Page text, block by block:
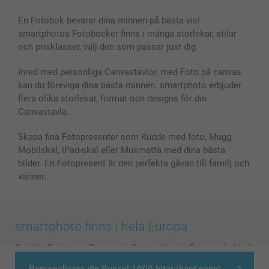
Skal till Mobil & Surfplatta
MyNameBook
Fotoramar & Tillbehör
Presentkort
Alla fotoprodukter
Sitemap
Villkor och garantier
smartbonus
Priser & betalning
En Fotobok bevarar dina minnen på bästa vis!
smartphotos Fotoböcker finns i många storlekar, stilar
och prisklasser, välj den som passar just dig.
Inred med personliga Canvastavlor, med Foto på canvas
kan du föreviga dina bästa minnen. smartphoto erbjuder
flera olika storlekar, format och designs för din
Canvastavla.
Skapa fina Fotopresenter som Kudde med foto, Mugg,
Mobilskal, iPad-skal eller Musmatta med dina bästa
bilder. En Fotopresent är den perfekta gåvan till familj och
vänner.
smartphoto finns i hela Europa
België Belgique Danmark Deutschland France
Ireland
Nederland - Norge Österreich - Schweiz - Suisse